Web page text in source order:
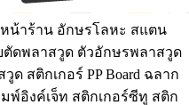
น้าร้าน อักษรโลหะ สแตน
ตัดพลาสวูด ตัวอักษรพลาสวูด
สติกเกอร์ PP Board ฉลาก
พ์อิงค์เจ็ท สติกเกอร์ซีทู สติก